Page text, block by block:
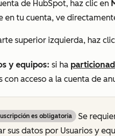
de HubSpot, haz clic en
en tu cuenta, ve
superior izquierda, haz
y equipos: si ha
con acceso a la cuenta de
es obligatoria Se
sus datos por Usuarios y